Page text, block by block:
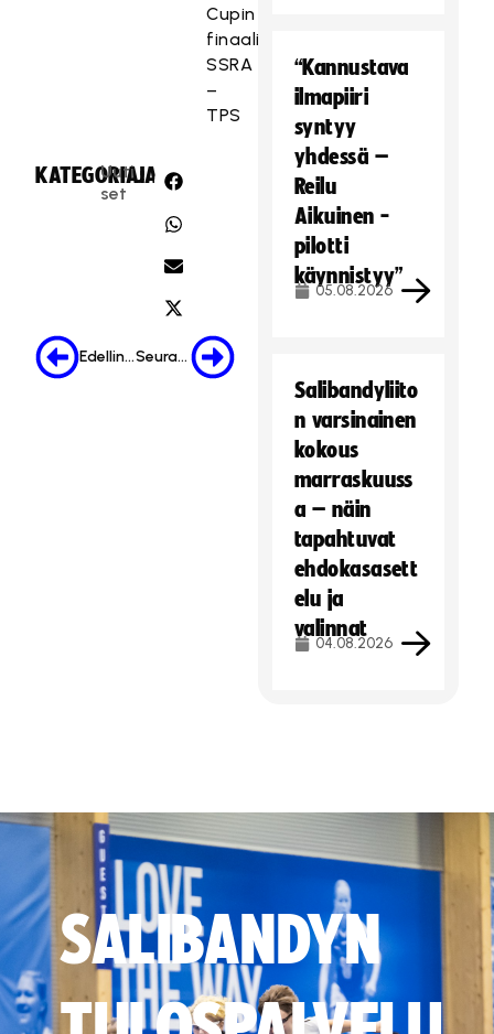
Cupin
finaali:
SSRA
–
TPS
KATEGORIA:
Uuti
set
JAA:
Edellinen Seuraava
“Kannustava
ilmapiiri
syntyy
yhdessä –
Reilu
Aikuinen -
pilotti
käynnistyy”
05.08.2026
Salibandyliito
n varsinainen
kokous
marraskuuss
a – näin
tapahtuvat
ehdokasasett
elu ja
valinnat
04.08.2026
SALIBANDYN